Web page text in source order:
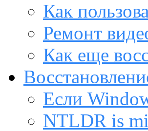
Как
Ремонт
Как еще
Если
NTLDR is